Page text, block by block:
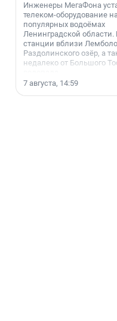
Инженеры МегаФона
телеком-оборудование
популярных водоёмах
Ленинградской области.
станции вблизи
Раздолинского озёр, а
недалеко от Большого
7 августа, 14:59